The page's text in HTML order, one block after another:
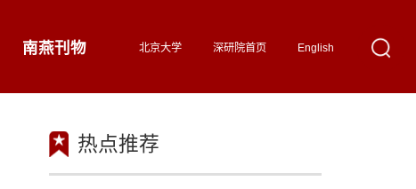
南燕刊物 北京大学 深研院首页 English
热点推荐